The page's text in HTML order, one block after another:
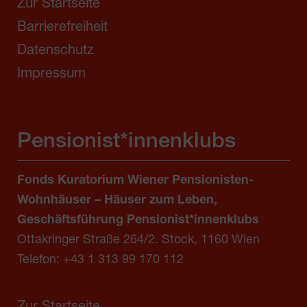
Zur Startseite
Barrierefreiheit
Datenschutz
Impressum
Pensionist*innenklubs
Fonds Kuratorium Wiener Pensionisten-
Wohnhäuser – Häuser zum Leben,
Geschäftsführung Pensionist*innenklubs
Ottakringer Straße 264/2. Stock, 1160 Wien
Telefon: +43 1 313 99 170 112